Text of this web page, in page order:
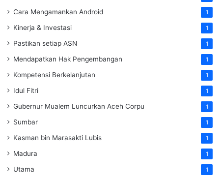
Cara Mengamankan Android 1
Kinerja & Investasi 1
Pastikan setiap ASN 1
Mendapatkan Hak Pengembangan 1
Kompetensi Berkelanjutan 1
Idul Fitri 1
Gubernur Mualem Luncurkan Aceh Corpu 1
Sumbar 1
Kasman bin Marasakti Lubis 1
Madura 1
Utama 1